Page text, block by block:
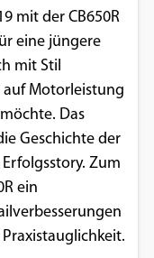
mit der CB650R
eine jüngere
mit Stil
auf Motorleistung
Das
Geschichte der
Zum
ein
und
zu
externen